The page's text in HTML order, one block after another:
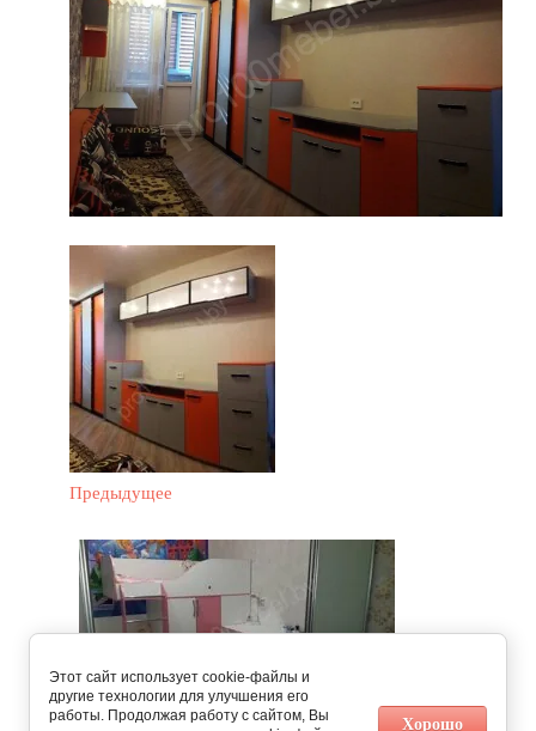
Предыдущее
Этот сайт использует cookie-файлы и
другие технологии для улучшения его
работы. Продолжая работу с сайтом, Вы
Хорошо